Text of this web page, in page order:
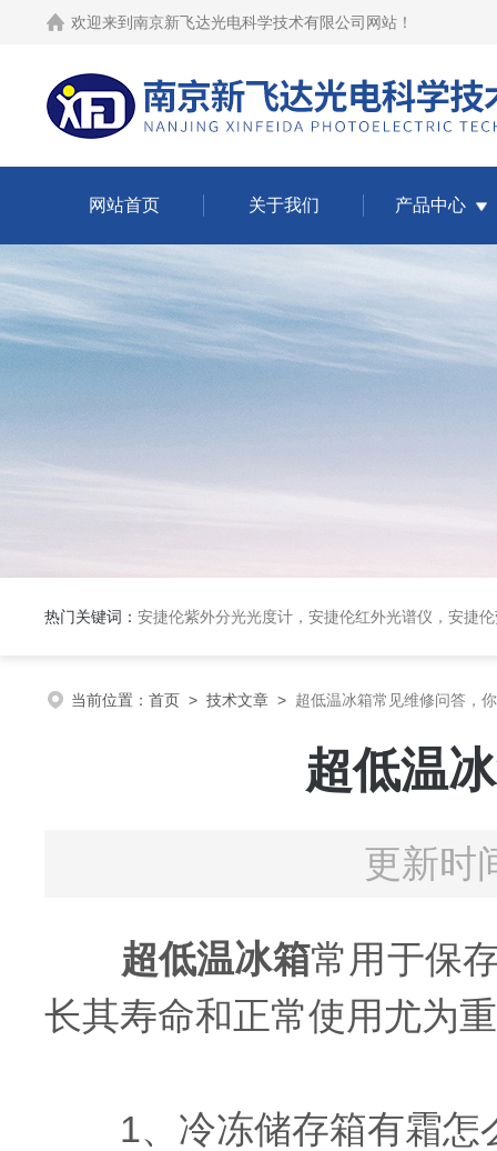
欢迎来到 南京新飞达光电科学技术有限公司网站 ！
网站首页 关于我们 产品中心
热门关键词： 安捷伦紫外分光光度计，安捷伦红外光谱仪，安捷伦荧光光谱仪，泰事达实验室冻干机，布鲁克台式顺
当前位置： 首页 > 技术文章 > 超低温冰箱常见维修问答，
超低温
更新时
超低温冰箱常用于保
长其寿命和正常使用尤为
1、冷冻储存箱有霜怎